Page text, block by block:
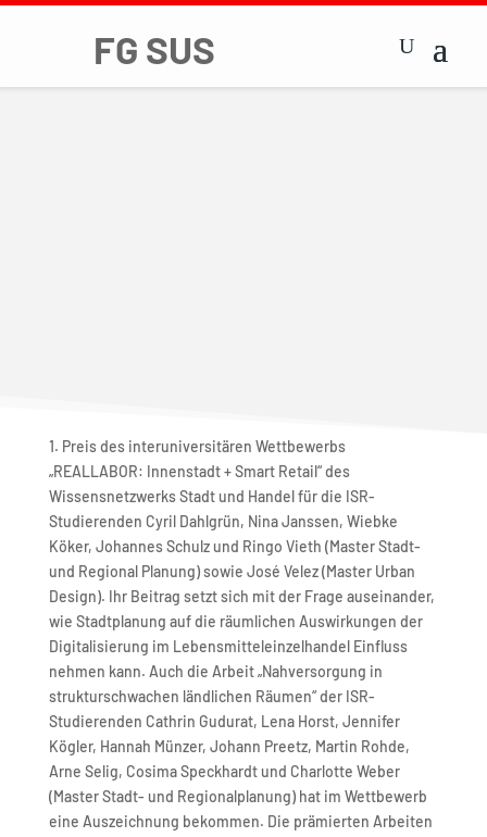
1. Preis des interuniversitären Wettbewerbs
„REALLABOR: Innenstadt + Smart Retail“ des
Wissensnetzwerks Stadt und Handel für die ISR-
Studierenden Cyril Dahlgrün, Nina Janssen, Wiebke
Köker, Johannes Schulz und Ringo Vieth (Master Stadt-
und Regional Planung) sowie José Velez (Master Urban
Design). Ihr Beitrag setzt sich mit der Frage auseinander,
wie Stadtplanung auf die räumlichen Auswirkungen der
Digitalisierung im Lebensmitteleinzelhandel Einfluss
nehmen kann. Auch die Arbeit „Nahversorgung in
strukturschwachen ländlichen Räumen“ der ISR-
Studierenden Cathrin Gudurat, Lena Horst, Jennifer
Kögler, Hannah Münzer, Johann Preetz, Martin Rohde,
Arne Selig, Cosima Speckhardt und Charlotte Weber
(Master Stadt- und Regionalplanung) hat im Wettbewerb
eine Auszeichnung bekommen. Die prämierten Arbeiten